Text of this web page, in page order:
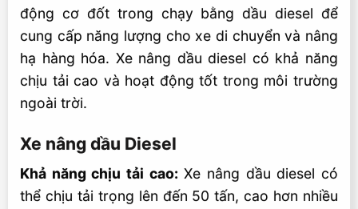
động cơ đốt trong chạy bằng dầu diesel để
cung cấp năng lượng cho xe di chuyển và nâng
hạ hàng hóa. Xe nâng dầu diesel có khả năng
chịu tải cao và hoạt động tốt trong môi trường
ngoài trời.
Xe nâng dầu Diesel
Khả năng chịu tải cao: Xe nâng dầu diesel có
thể chịu tải trọng lên đến 50 tấn, cao hơn nhiều